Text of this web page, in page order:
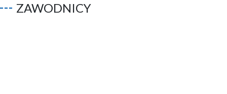
ZAWODNICY